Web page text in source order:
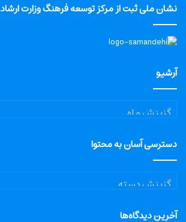
نشان ملی ثبت از مرکز توسعه فرهنگ وزارت ارشاد
آرشیو
آرشیو
دسترسی آسان به محتوا
دسترسی
آسان
محتوا
آخرین دیدگاه‌ها